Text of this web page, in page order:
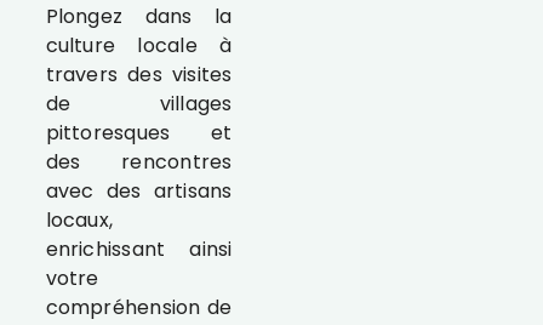
Plongez dans la
culture locale à
travers des visites
de villages
pittoresques et
des rencontres
avec des artisans
locaux,
enrichissant ainsi
votre
compréhension de